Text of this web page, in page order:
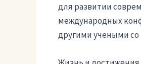
для развитии
международных
другими учеными со